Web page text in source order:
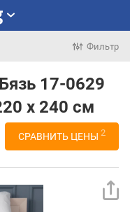
Фильтр
17-0629
х 240 см
СРАВНИТЬ ЦЕНЫ 2